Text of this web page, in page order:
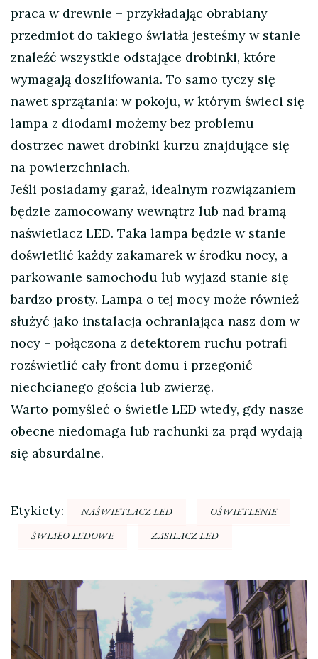
praca w drewnie – przykładając obrabiany
przedmiot do takiego światła jesteśmy w stanie
znaleźć wszystkie odstające drobinki, które
wymagają doszlifowania. To samo tyczy się
nawet sprzątania: w pokoju, w którym świeci się
lampa z diodami możemy bez problemu
dostrzec nawet drobinki kurzu znajdujące się
na powierzchniach.
Jeśli posiadamy garaż, idealnym rozwiązaniem
będzie zamocowany wewnątrz lub nad bramą
naświetlacz LED. Taka lampa będzie w stanie
doświetlić każdy zakamarek w środku nocy, a
parkowanie samochodu lub wyjazd stanie się
bardzo prosty. Lampa o tej mocy może również
służyć jako instalacja ochraniająca nasz dom w
nocy – połączona z detektorem ruchu potrafi
rozświetlić cały front domu i przegonić
niechcianego gościa lub zwierzę.
Warto pomyśleć o świetle LED wtedy, gdy nasze
obecne niedomaga lub rachunki za prąd wydają
się absurdalne.
Etykiety: NAŚWIETLACZ LED
OŚWIETLENIE
ŚWIAŁO LEDOWE
ZASILACZ LED
Nawigacja
wpisu